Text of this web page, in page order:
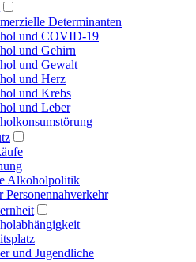
Determinanten
und COVID-19
und Gehirn
und Gewalt
und Herz
und Krebs
und Leber
Alkoholpolitik
Personennahverkehr
und Jugendliche